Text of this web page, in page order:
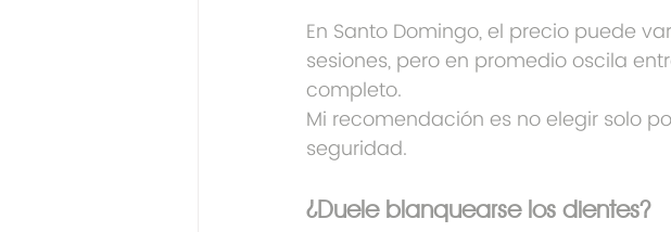
En Santo Domingo, el precio puede
sesiones, pero en promedio oscila
completo.
Mi recomendación es no elegir solo
seguridad.
¿Duele blanquearse los dientes?